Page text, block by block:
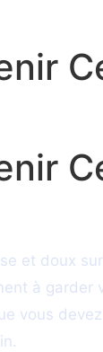
et doux
à
vous